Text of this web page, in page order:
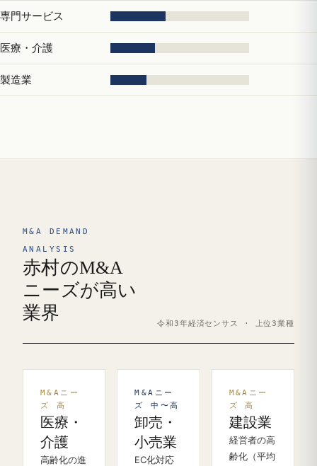
専門サービス
医療・介護
製造業
M&A DEMAND
ANALYSIS
赤村のM&A
ニーズが高い
業界
令和3年経済センサス · 上位3業種
M&Aニー
ズ 高
医療・
介護
高齢化の進
M&Aニー
ズ 中〜高
卸売・
小売業
EC化対応
M&Aニー
ズ 高
建設業
経営者の高
齢化（平均